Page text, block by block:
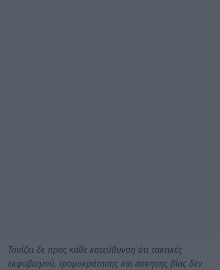
Τονίζει δε προς κάθε κατεύθυνση ότι τακτικές
εκφοβισμού, τρομοκράτησης και άσκησης βίας δεν